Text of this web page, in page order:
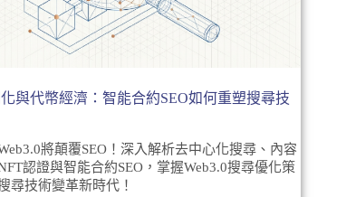
與代幣經濟：智能合約SEO如何重塑搜尋技
將顛覆SEO！深入解析去中心化搜尋、內容
認證與智能合約SEO，掌握Web3.0搜尋優化策
尋技術變革新時代！